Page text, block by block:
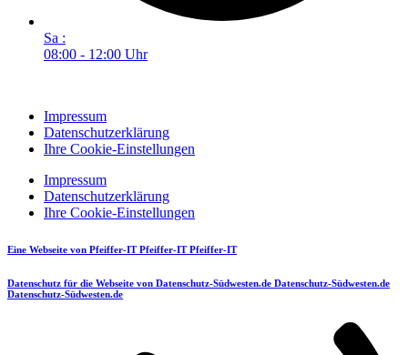
Sa :
08:00 - 12:00 Uhr
Impressum
Datenschutzerklärung
Ihre Cookie-Einstellungen
Impressum
Datenschutzerklärung
Ihre Cookie-Einstellungen
Eine Webseite von Pfeiffer-ITPfeiffer-ITPfeiffer-IT
Datenschutz für die Webseite von Datenschutz-Südwesten.de Datenschutz-Südwesten.de
Datenschutz-Südwesten.de